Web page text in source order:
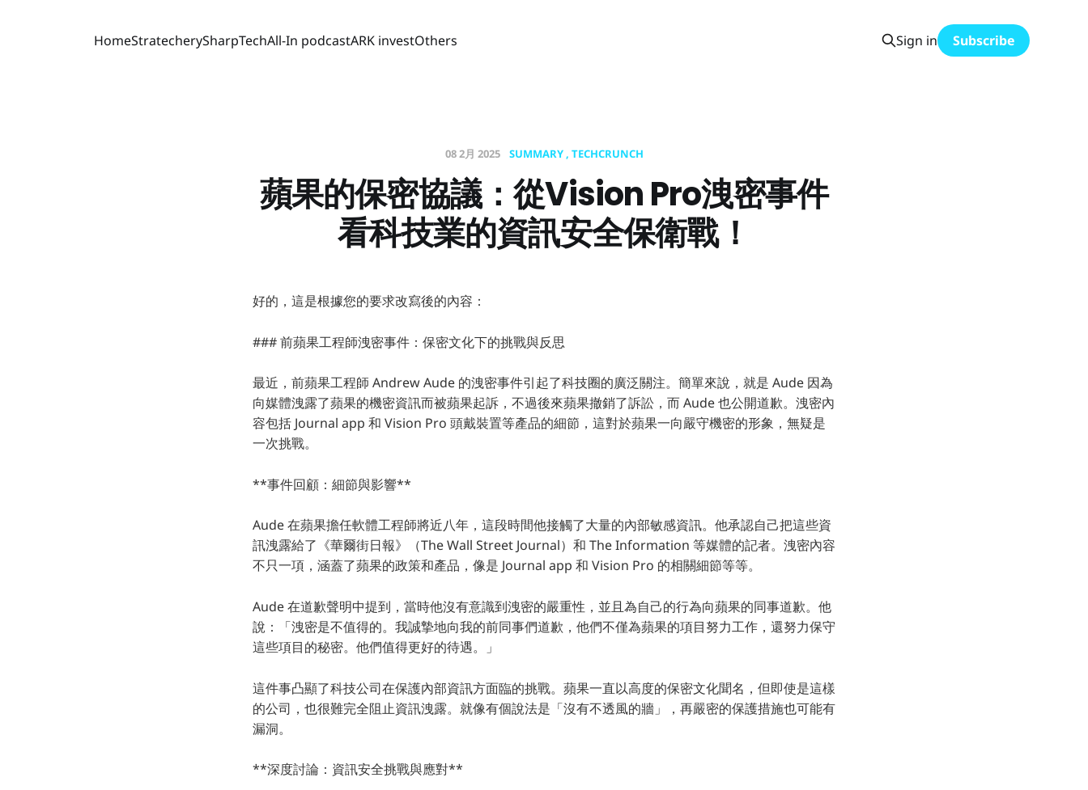
HomeStratecherySharpTechAll-In podcastARK investOthers Sign in Subscribe
08 2月 2025 SUMMARY TECHCRUNCH
蘋果的保密協議：從Vision Pro洩密事件
看科技業的資訊安全保衛戰！
好的，這是根據您的要求改寫後的內容：
### 前蘋果工程師洩密事件：保密文化下的挑戰與反思
最近，前蘋果工程師 Andrew Aude 的洩密事件引起了科技圈的廣泛關注。簡單來說，就是 Aude 因為
向媒體洩露了蘋果的機密資訊而被蘋果起訴，不過後來蘋果撤銷了訴訟，而 Aude 也公開道歉。洩密內
容包括 Journal app 和 Vision Pro 頭戴裝置等產品的細節，這對於蘋果一向嚴守機密的形象，無疑是
一次挑戰。
**事件回顧：細節與影響**
Aude 在蘋果擔任軟體工程師將近八年，這段時間他接觸了大量的內部敏感資訊。他承認自己把這些資
訊洩露給了《華爾街日報》（The Wall Street Journal）和 The Information 等媒體的記者。洩密內容
不只一項，涵蓋了蘋果的政策和產品，像是 Journal app 和 Vision Pro 的相關細節等等。
Aude 在道歉聲明中提到，當時他沒有意識到洩密的嚴重性，並且為自己的行為向蘋果的同事道歉。他
說：「洩密是不值得的。我誠摯地向我的前同事們道歉，他們不僅為蘋果的項目努力工作，還努力保守
這些項目的秘密。他們值得更好的待遇。」
這件事凸顯了科技公司在保護內部資訊方面臨的挑戰。蘋果一直以高度的保密文化聞名，但即使是這樣
的公司，也很難完全阻止資訊洩露。就像有個說法是「沒有不透風的牆」，再嚴密的保護措施也可能有
漏洞。
**深度討論：資訊安全挑戰與應對**